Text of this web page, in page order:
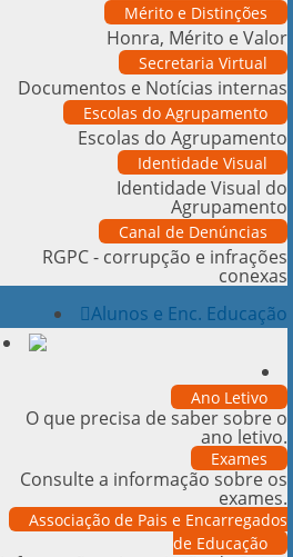
Mérito e Distinções
Honra, Mérito e Valor
Secretaria Virtual
Documentos e Notícias internas
Escolas do Agrupamento
Escolas do Agrupamento
Identidade Visual
Identidade Visual do
Agrupamento
Canal de Denúncias
RGPC - corrupção e infrações
conexas
Alunos e Enc. Educação
Ano Letivo
O que precisa de saber sobre o
ano letivo.
Exames
Consulte a informação sobre os
exames.
Associação de Pais e Encarregados
de Educação